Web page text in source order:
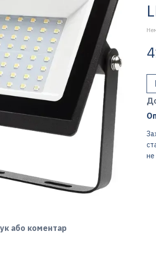
або коментар
не